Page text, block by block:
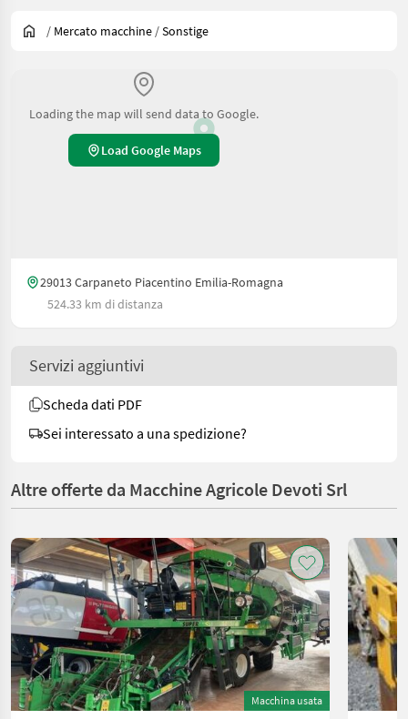
/ Mercato macchine /Sonstige
Loading the map will send data to Google.
Load Google Maps
29013 Carpaneto Piacentino Emilia-Romagna
524.33 km di distanza
Servizi aggiuntivi
Scheda dati PDF
Sei interessato a una spedizione?
Altre offerte da Macchine Agricole Devoti Srl
Macchina usata